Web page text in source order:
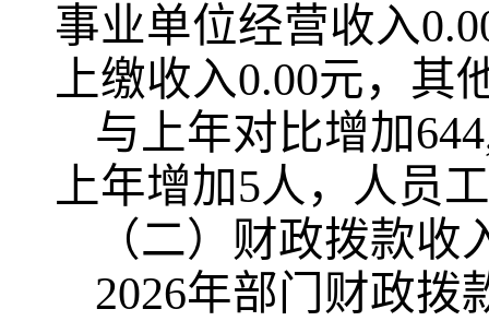
事业单位经营收入
上缴收入0.00元，其
与上年对比增加
上年增加5人，人员
（二）财政拨款收
2026年部门财政拨